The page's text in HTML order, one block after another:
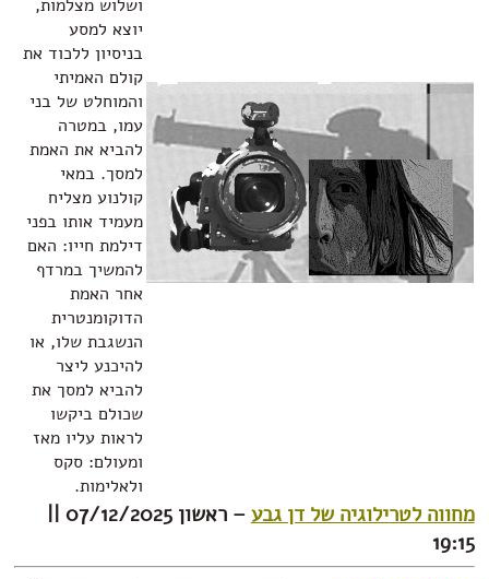
ושלוש מצלמות,
בניסיון ללכוד את
קולם האמיתי
והמוחלט של בני
עמו, במטרה
להביא את האמת
למסך. במאי
קולנוע מצליח
מעמיד אותו בפני
דילמת חייו: האם
להמשיך במרדף
הדוקומנטרית
הנשגבת שלו, או
להיכנע ליצר
להביא למסך את
שכולם ביקשו
לראות עליו מאז
ומעולם: סקס
של דן גבע – ראשון 07/12/2025 ||